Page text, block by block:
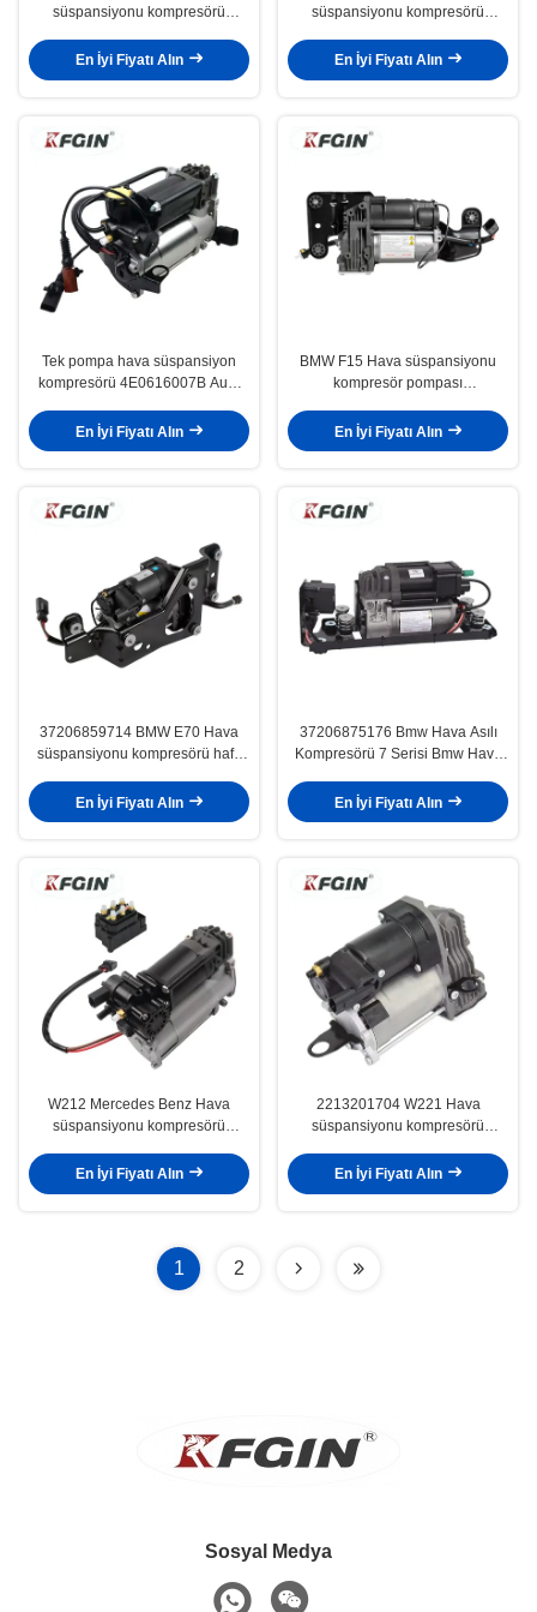
süspansiyonu kompresörü
süspansiyonu kompresörü
En İyi Fiyatı Alın
süspansiyonu kompresörü
geçirmez
En İyi Fiyatı Alın
Tek pompa hava süspansiyon
kompresörü 4E0616007B Audi
En İyi Fiyatı Alın
BMW F15 Hava süspansiyonu
kompresör pompası
parçaları
En İyi Fiyatı Alın
37206859714 BMW E70 Hava
süspansiyonu kompresörü hafif
En İyi Fiyatı Alın
37206875176 Bmw Hava Asılı
Kompresörü 7 Serisi Bmw Hava
En İyi Fiyatı Alın
W212 Mercedes Benz Hava
süspansiyonu kompresörü
En İyi Fiyatı Alın
2213201704 W221 Hava
süspansiyonu kompresörü
süspansiyonu kompresörü
En İyi Fiyatı Alın
1 2
Sosyal Medya